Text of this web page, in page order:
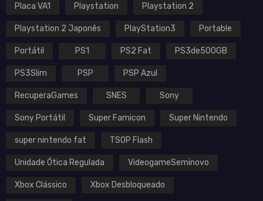
Nintendo
Sega
Placa VA1 Playstation Playstation 2
Playstation 2 Japonês PlayStation3 Portable
Portátil PS1 PS2 Fat PS3de500GB
PS3Slim PSP PSP Azul
RecuperaGames SNES Sony
Sony Portátil Super Famicon Super Nintendo
super nintendo fat TSOP Flash
Unidade Ótica Regulada VideogameSeminovo
Xbox Clássico Xbox Desbloqueado